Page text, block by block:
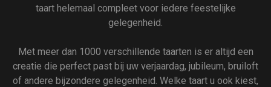
taart helemaal compleet voor iedere feestelijke
gelegenheid.
Met meer dan 1000 verschillende taarten is er altijd een
creatie die perfect past bij uw verjaardag, jubileum, bruiloft
of andere bijzondere gelegenheid. Welke taart u ook kiest,